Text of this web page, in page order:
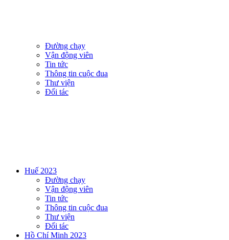
Đường chạy
Vận động viên
Tin tức
Thông tin cuộc đua
Thư viện
Đối tác
Huế 2023
Đường chạy
Vận động viên
Tin tức
Thông tin cuộc đua
Thư viện
Đối tác
Hồ Chí Minh 2023